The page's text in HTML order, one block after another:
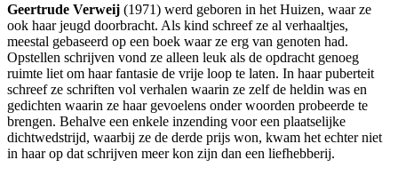
Geertrude Verweij (1971) werd geboren in het Huizen, waar ze
ook haar jeugd doorbracht. Als kind schreef ze al verhaaltjes,
meestal gebaseerd op een boek waar ze erg van genoten had.
Opstellen schrijven vond ze alleen leuk als de opdracht genoeg
ruimte liet om haar fantasie de vrije loop te laten. In haar puberteit
schreef ze schriften vol verhalen waarin ze zelf de heldin was en
gedichten waarin ze haar gevoelens onder woorden probeerde te
brengen. Behalve een enkele inzending voor een plaatselijke
dichtwedstrijd, waarbij ze de derde prijs won, kwam het echter niet
in haar op dat schrijven meer kon zijn dan een liefhebberij.